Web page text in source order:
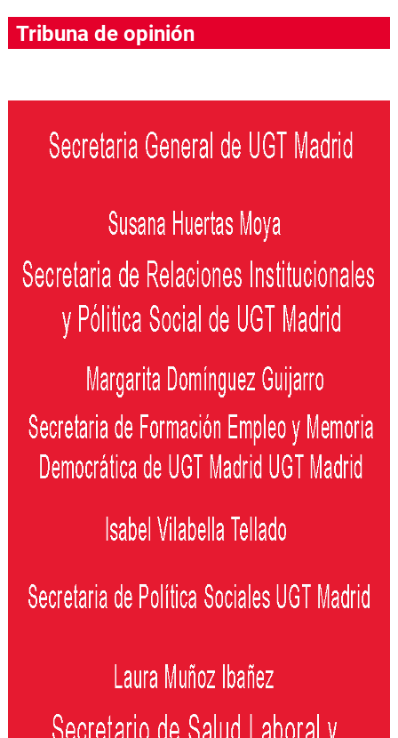
Tribuna de opinión